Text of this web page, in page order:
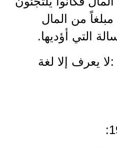
من المال
التي أؤديها.
يعرف إلا لغة